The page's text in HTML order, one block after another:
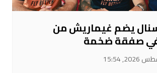
يضم غيماريش من
صفقة ضخمة